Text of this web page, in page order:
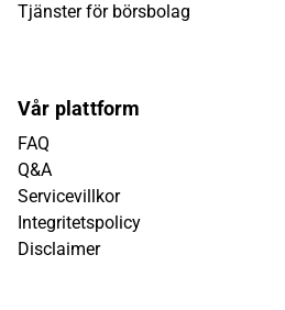
Tjänster för börsbolag
Vår plattform
FAQ
Q&A
Servicevillkor
Integritetspolicy
Disclaimer